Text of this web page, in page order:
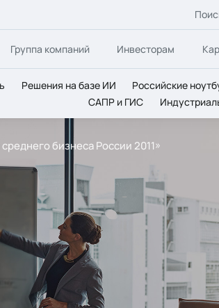
Группа компаний Инвесторам
Решения на базе ИИ Российские
САПР и ГИС
бизнеса России 2011»